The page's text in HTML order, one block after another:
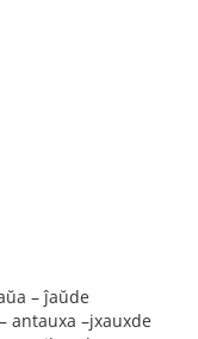
– ĵaŭde
antauxa –jxauxde